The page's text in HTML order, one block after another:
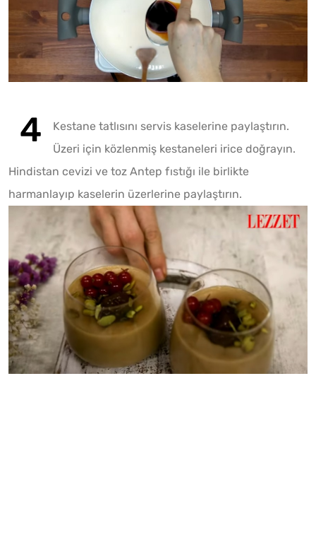
Kestane tatlısını servis kaselerine paylaştırın.
Üzeri için közlenmiş kestaneleri irice doğrayın.
Hindistan cevizi ve toz Antep fıstığı ile birlikte
harmanlayıp kaselerin üzerlerine paylaştırın.